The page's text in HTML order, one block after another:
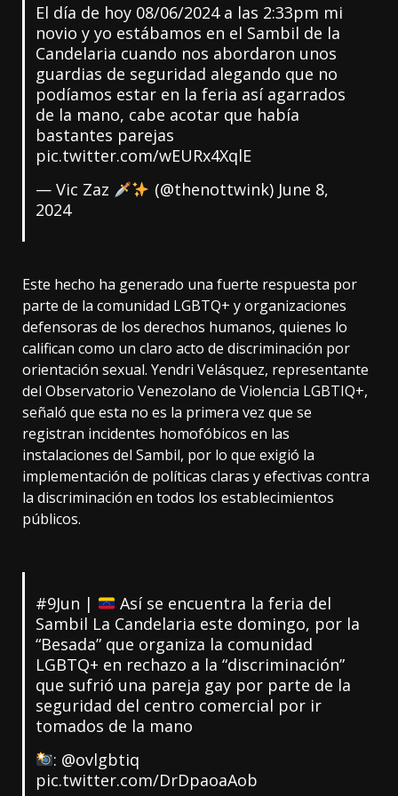
El día de hoy 08/06/2024 a las 2:33pm mi
novio y yo estábamos en el Sambil de la
Candelaria cuando nos abordaron unos
guardias de seguridad alegando que no
podíamos estar en la feria así agarrados
de la mano, cabe acotar que había
bastantes parejas
pic.twitter.com/wEURx4XqlE
— Vic Zaz
(@thenottwink) June 8,
2024
Este hecho ha generado una fuerte respuesta por
parte de la comunidad LGBTQ+ y organizaciones
defensoras de los derechos humanos, quienes lo
califican como un claro acto de discriminación por
orientación sexual. Yendri Velásquez, representante
del Observatorio Venezolano de Violencia LGBTIQ+,
señaló que esta no es la primera vez que se
registran incidentes homofóbicos en las
instalaciones del Sambil, por lo que exigió la
implementación de políticas claras y efectivas contra
la discriminación en todos los establecimientos
públicos.
#9Jun |
Así se encuentra la feria del
Sambil La Candelaria este domingo, por la
“Besada” que organiza la comunidad
LGBTQ+ en rechazo a la “discriminación”
que sufrió una pareja gay por parte de la
seguridad del centro comercial por ir
tomados de la mano
: @ovlgbtiq
pic.twitter.com/DrDpaoaAob